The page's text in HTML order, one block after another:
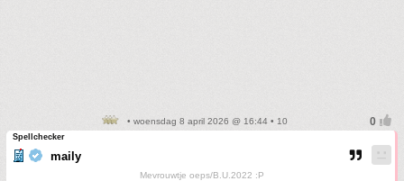
• woensdag 8 april 2026 @ 16:44 • 10
Spellchecker
maily
Mevrouwtje oeps/B.U.2022 :P